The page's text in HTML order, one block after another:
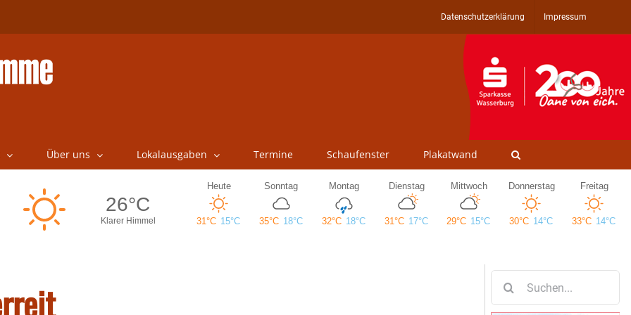
Datenschutzerklärung Impressum
Über uns Lokalausgaben Termine Schaufenster Plakatwand
nach: